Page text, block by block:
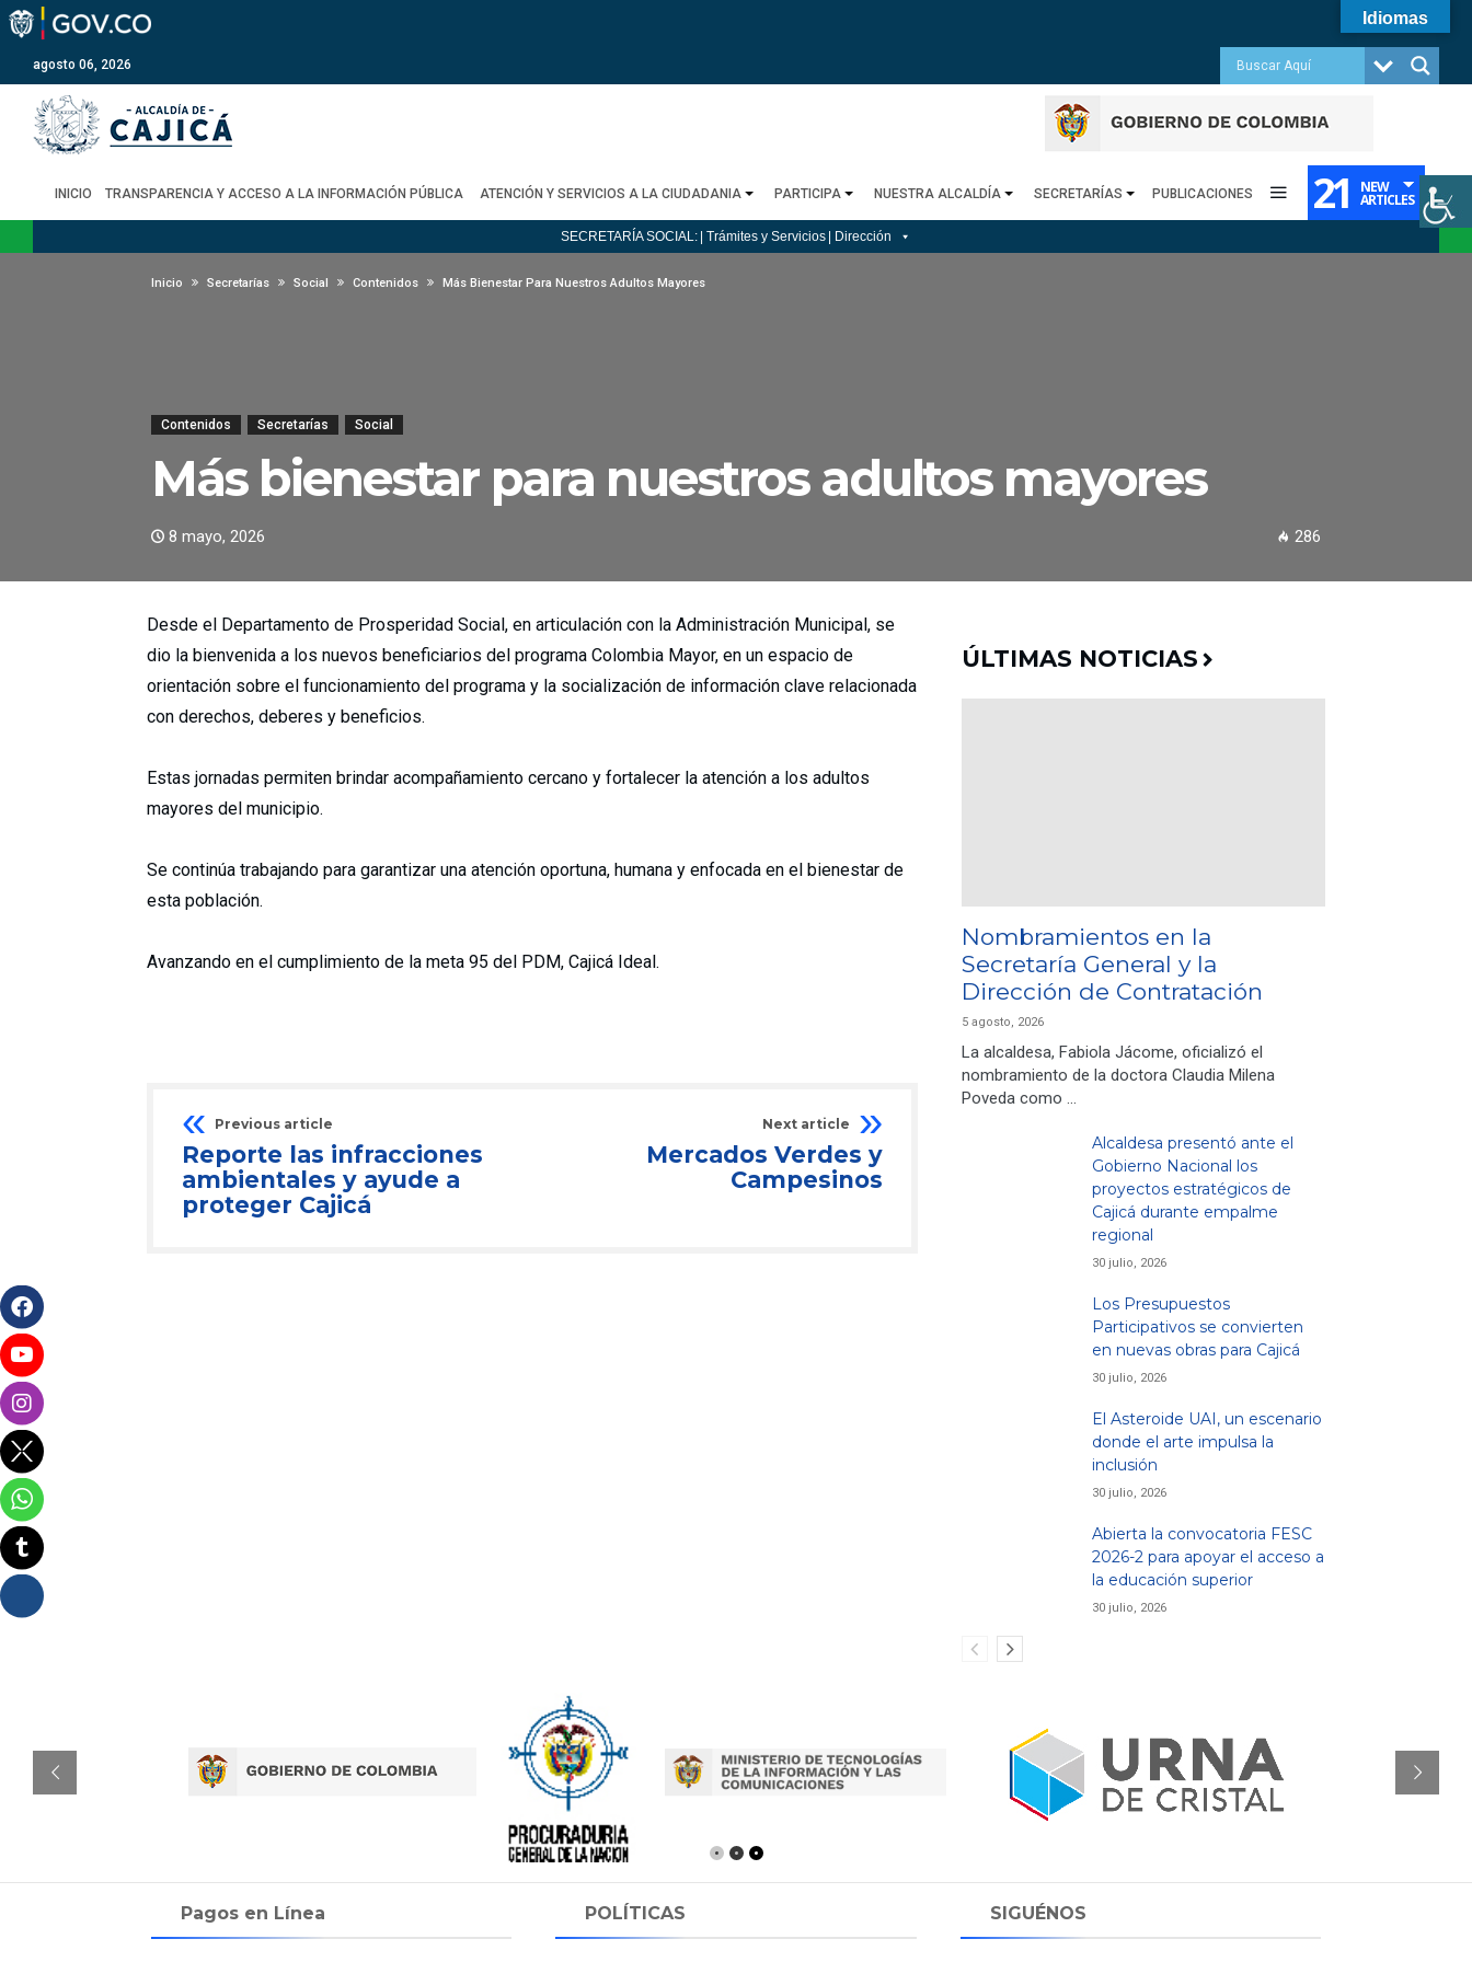
agosto 06, 2026
INICIO TRANSPARENCIA Y ACCESO A LA INFORMACIÓN PÚBLICA ATENCIÓN Y SERVICIOS A LA CIUDADANIA PARTICIPA NUESTRA ALCALDÍA SECRETARÍAS PUBLICACIONES 21 NEW
ARTICLES
SECRETARÍA SOCIAL: | Trámites y Servicios | Dirección
Inicio Secretarías Social Contenidos Más Bienestar Para Nuestros Adultos Mayores
Contenidos Secretarías Social
Más bienestar para nuestros adultos mayores
8 mayo, 2026 286
Desde el Departamento de Prosperidad Social, en articulación con la Administración Municipal, se
dio la bienvenida a los nuevos beneficiarios del programa Colombia Mayor, en un espacio de
orientación sobre el funcionamiento del programa y la socialización de información clave relacionada
con derechos, deberes y beneficios.
Estas jornadas permiten brindar acompañamiento cercano y fortalecer la atención a los adultos
mayores del municipio.
Se continúa trabajando para garantizar una atención oportuna, humana y enfocada en el bienestar de
esta población.
Avanzando en el cumplimiento de la meta 95 del PDM, Cajicá Ideal.
Previous article
Reporte las infracciones
ambientales y ayude a
proteger Cajicá
Next article
Mercados Verdes y
Campesinos
ÚLTIMAS NOTICIAS
Nombramientos en la
Secretaría General y la
Dirección de Contratación
5 agosto, 2026
La alcaldesa, Fabiola Jácome, oficializó el
nombramiento de la doctora Claudia Milena
Poveda como …
Alcaldesa presentó ante el
Gobierno Nacional los
proyectos estratégicos de
Cajicá durante empalme
regional
30 julio, 2026
Los Presupuestos
Participativos se convierten
en nuevas obras para Cajicá
30 julio, 2026
El Asteroide UAI, un escenario
donde el arte impulsa la
inclusión
30 julio, 2026
Abierta la convocatoria FESC
2026-2 para apoyar el acceso a
la educación superior
30 julio, 2026
Pagos en Línea POLÍTICAS SIGUÉNOS
Idiomas